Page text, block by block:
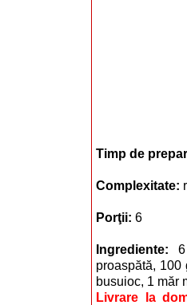
Timp de
Complexitate:
Porţii: 6
Ingrediente:
proaspătă,
busuioc, 1 măr
Livrare la